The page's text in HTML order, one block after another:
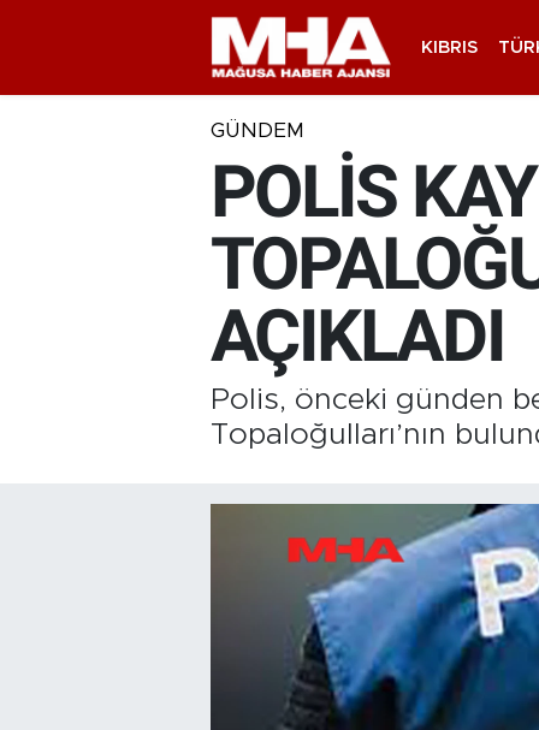
KIBRIS
GÜNDEM
POLİS
AÇIKLADI
Polis, önceki günden
Topaloğulları’nın